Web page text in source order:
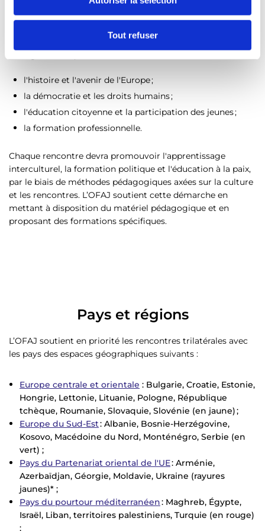
m
Tout refuser
Les échanges trilatéraux doivent s’appuyer sur un projet et
actuels de société, de géopolitique et/ou de politique
l'histoire et l'avenir de l'Europe ;
la démocratie et les droits humains ;
l'éducation citoyenne et la participation des jeunes ;
la formation professionnelle.
Chaque rencontre devra promouvoir l'apprentissage
interculturel, la formation politique et l'éducation à la paix,
par le biais de méthodes pédagogiques axées sur la culture
et les rencontres. L’OFAJ soutient cette démarche en
mettant à disposition du matériel pédagogique et en
proposant des formations spécifiques.
Pays et régions
L’OFAJ soutient en priorité les rencontres trilatérales avec
les pays des espaces géographiques suivants :
Europe centrale et orientale : Bulgarie, Croatie, Estonie,
Hongrie, Lettonie, Lituanie, Pologne, République
tchèque, Roumanie, Slovaquie, Slovénie (en jaune) ;
Europe du Sud-Est: Albanie, Bosnie-Herzégovine,
Kosovo, Macédoine du Nord, Monténégro, Serbie (en
vert) ;
Pays du Partenariat oriental de l'UE: Arménie,
Azerbaïdjan, Géorgie, Moldavie, Ukraine (rayures
jaunes)* ;
Pays du pourtour méditerranéen: Maghreb, Égypte,
Israël, Liban, territoires palestiniens, Turquie (en rouge)
;